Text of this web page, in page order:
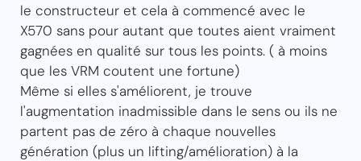
le constructeur et cela à commencé avec le
X570 sans pour autant que toutes aient vraiment
gagnées en qualité sur tous les points. ( à moins
que les VRM coutent une fortune)
Même si elles s'améliorent, je trouve
l'augmentation inadmissible dans le sens ou ils ne
partent pas de zéro à chaque nouvelles
génération (plus un lifting/amélioration) à la